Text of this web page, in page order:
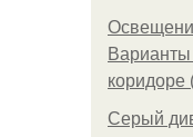
коридоре
Серый